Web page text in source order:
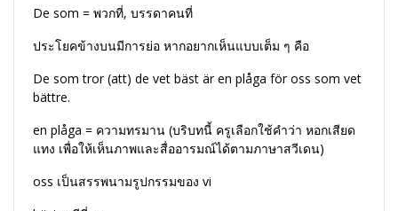
De som = พวกที่, บรรดาคนที่
ประโยคข้างบนมีการย่อ หากอยากเห็นแบบเต็ม ๆ คือ
De som tror (att) de vet bäst är en plåga för oss som vet
bättre.
en plåga = ความทรมาน (บริบทนี้ ครูเลือกใช้คำว่า หอกเสียด
แทง เพื่อให้เห็นภาพและสื่ออารมณ์ได้ตามภาษาสวีเดน)
oss เป็นสรรพนามรูปกรรมของ vi